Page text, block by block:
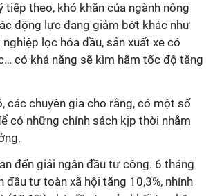
tiếp theo, khó khăn của ngành nông
động lực đang giảm bớt khác như
lọc hóa dầu, sản xuất xe có
có khả năng sẽ kìm hãm tốc độ tăng
các chuyên gia cho rằng, có một số
có những chính sách kịp thời nhằm
đến giải ngân đầu tư công. 6 tháng
đầu tư toàn xã hội tăng 10,3%, nhỉnh